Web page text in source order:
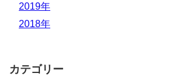
2019年
2018年
カテゴリー